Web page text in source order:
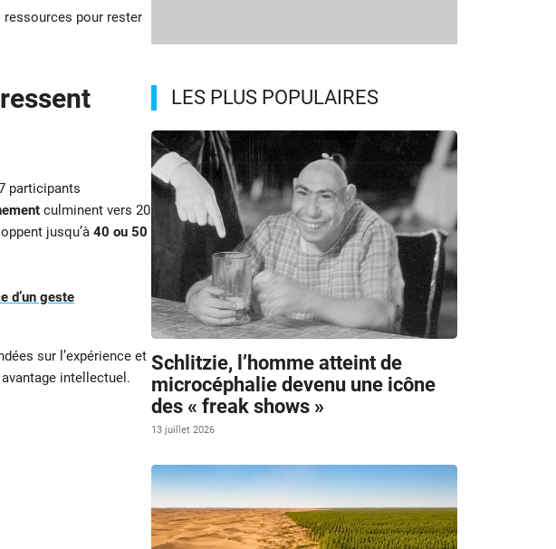
ressources pour rester
participants
culminent vers 20
jusqu’à 40 ou 50
d’un geste
sur l’expérience et
intellectuel.
LES PLUS POPULAIRES
Schlitzie, l’homme atteint de
microcéphalie devenu une icône
des « freak shows »
13 juillet 2026